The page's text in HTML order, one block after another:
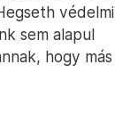
védelmi
sem alapul
hogy más